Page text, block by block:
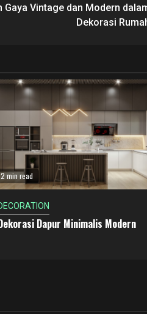
Gaya Vintage dan Modern
Dekorasi
2 min read
Dapur Minimalis Modern